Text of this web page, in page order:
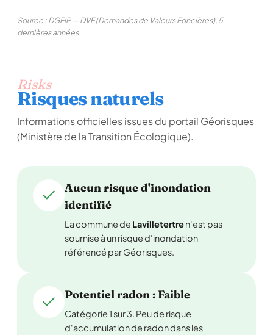
Source : DGFiP — DVF (Demandes de Valeurs Foncières), 5
dernières années
Risks
Risques naturels
Informations officielles issues du portail Géorisques
(Ministère de la Transition Écologique).
Aucun risque d'inondation
identifié
La commune de Lavilletertren'est pas
soumise à un risque d'inondation
référencé par Géorisques.
Potentiel radon : Faible
Catégorie 1 sur 3. Peu de risque
d'accumulation de radon dans les